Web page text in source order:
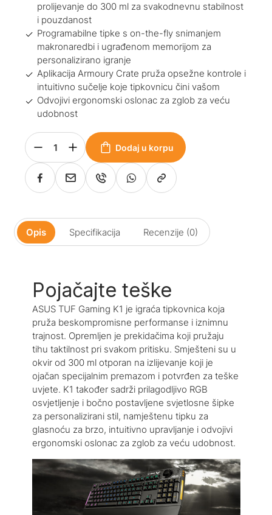
prolijevanje do 300 ml za svakodnevnu stabilnost
i pouzdanost
Programabilne tipke s on-the-fly snimanjem
makronaredbi i ugrađenom memorijom za
personalizirano igranje
Aplikacija Armoury Crate pruža opsežne kontrole i
intuitivno sučelje koje tipkovnicu čini vašom
Odvojivi ergonomski oslonac za zglob za veću
udobnost
Dodaj u korpu
Opis Specifikacija Recenzije (0)
Pojačajte teške
ASUS TUF Gaming K1 je igraća tipkovnica koja
pruža beskompromisne performanse i iznimnu
trajnost. Opremljen je prekidačima koji pružaju
tihu taktilnost pri svakom pritisku. Smješteni su u
okvir od 300 ml otporan na izlijevanje koji je
ojačan specijalnim premazom i potvrđen za teške
uvjete. K1 također sadrži prilagodljivo RGB
osvjetljenje i bočno postavljene svjetlosne šipke
za personalizirani stil, namještenu tipku za
glasnoću za brzo, intuitivno upravljanje i odvojivi
ergonomski oslonac za zglob za veću udobnost.